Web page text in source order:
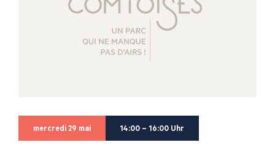
mercredi 29 mai 14:00 – 16:00 Uhr